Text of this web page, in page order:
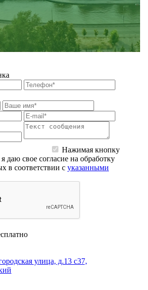
Нажимая кнопку
даю свое согласие на обработку
в соответствии с указанными
улица, д.13 с37,